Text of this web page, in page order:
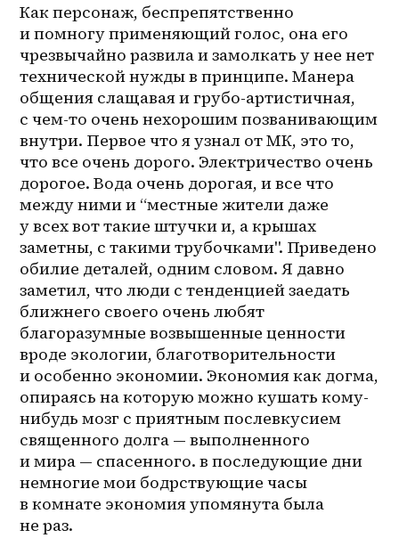
Как персонаж, беспрепятственно
и помногу применяющий голос, она его
чрезвычайно развила и замолкать у нее нет
технической нужды в принципе. Манера
общения слащавая и грубо-артистичная,
с чем-то очень нехорошим позванивающим
внутри. Первое что я узнал от МК, это то,
что все очень дорого. Электричество очень
дорогое. Вода очень дорогая, и все что
между ними и “местные жители даже
у всех вот такие штучки и, а крышах
заметны, с такими трубочками". Приведено
обилие деталей, одним словом. Я давно
заметил, что люди с тенденцией заедать
ближнего своего очень любят
благоразумные возвышенные ценности
вроде экологии, благотворительности
и особенно экономии. Экономия как догма,
опираясь на которую можно кушать кому-
нибудь мозг с приятным послевкусием
священного долга — выполненного
и мира — спасенного. в последующие дни
немногие мои бодрствующие часы
в комнате экономия упомянута была
не раз.